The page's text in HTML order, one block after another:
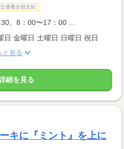
交通費全額支給
、8：00〜17：00 ...
日 金曜日 土曜日 日曜日 祝日
と見る
細を見る
キに『ミント』を上に